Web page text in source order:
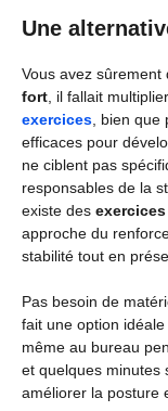
Une
Vous avez
fort , il fallait
exercices , bien
efficaces pour
ne ciblent pas
responsables de la
existe des
approche du
stabilité tout en
Pas besoin de
fait une option
même au bureau
et quelques minutes
améliorer la posture